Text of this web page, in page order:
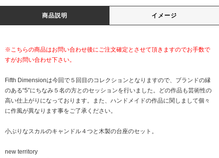
商品説明 イメージ
※こちらの商品はお問い合わせ後にご注文確定とさせて頂きますのでお手数で
すがお問い合わせ下さい。
Fifth Dimensionは今回で５回目のコレクションとなりますので、ブランドの縁
のある“5”にちなみ５名の方とのセッションを行いました。どの作品も芸術性の
高い仕上がりになっております。また、ハンドメイドの作品に関しまして個々
に作風が異なります事をご了承ください。
小ぶりなスカルのキャンドル４つと木製の台座のセット。
new territory